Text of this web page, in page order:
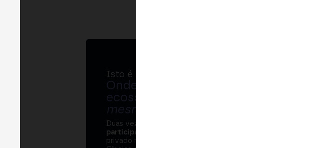
Isto é MERGE
Onde bancos, reguladores e o
ecossistema cripto se sentam na
mesma mesa
Duas vezes por ano, o MERGE reúne
participantes
privado na Bolsa de Madrid, dois dias no Palácio de